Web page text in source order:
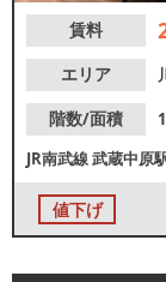
賃料
エリア
階数/面積
JR南武線武蔵中原
値下げ